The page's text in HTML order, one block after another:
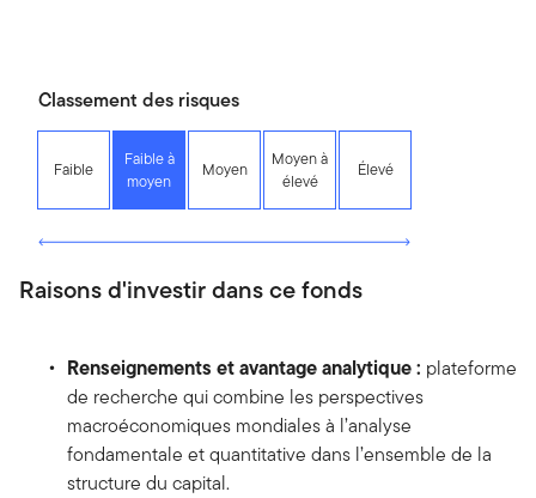
Classement des risques
Faible
Faible à
moyen
Moyen
Moyen à
élevé
Élevé
Raisons d'investir dans ce fonds
Renseignements et avantage analytique : plateforme
de recherche qui combine les perspectives
macroéconomiques mondiales à l’analyse
fondamentale et quantitative dans l’ensemble de la
structure du capital.